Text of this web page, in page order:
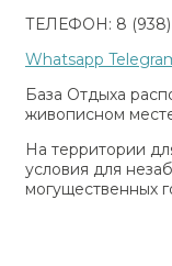
ТЕЛЕФОН: 8 (938)
Whatsapp
База Отдыха
живописном
На территории
условия для
могущественных